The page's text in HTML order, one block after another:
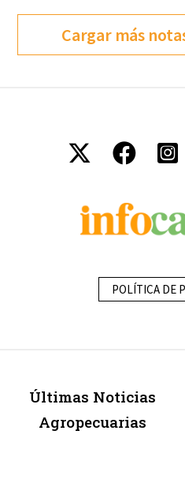
Cargar más
POLÍTICA DE
Últimas Noticias
Agropecuarias